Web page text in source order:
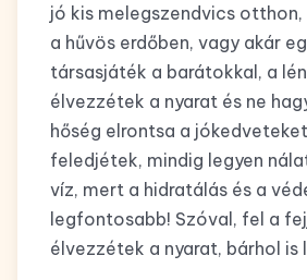
jó kis melegszendvics otthon,
a hűvös erdőben, vagy akár
társasjáték a barátokkal, a
élvezzétek a nyarat és ne
hőség elrontsa a
feledjétek, mindig legyen
víz, mert a hidratálás és a
legfontosabb! Szóval, fel a
élvezzétek a nyarat, bárhol is